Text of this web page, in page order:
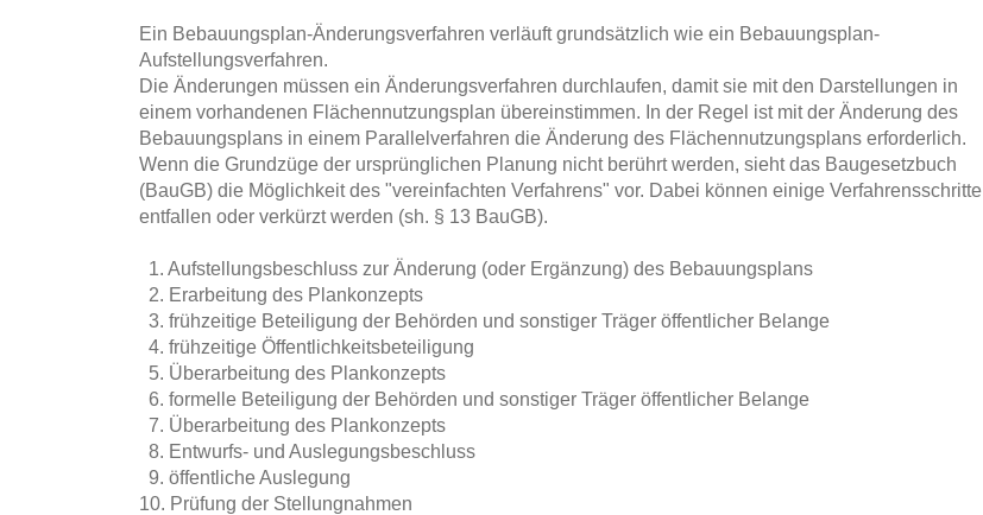
Ein Bebauungsplan-Änderungsverfahren verläuft grundsätzlich wie ein Bebauungsplan-
Aufstellungsverfahren.
Die Änderungen müssen ein Änderungsverfahren durchlaufen, damit sie mit den Darstellungen in
einem vorhandenen Flächennutzungsplan übereinstimmen. In der Regel ist mit der Änderung des
Bebauungsplans in einem Parallelverfahren die Änderung des Flächennutzungsplans erforderlich.
Wenn die Grundzüge der ursprünglichen Planung nicht berührt werden, sieht das Baugesetzbuch
(BauGB) die Möglichkeit des "vereinfachten Verfahrens" vor. Dabei können einige Verfahrensschritte
entfallen oder verkürzt werden (sh. § 13 BauGB).
1. Aufstellungsbeschluss zur Änderung (oder Ergänzung) des Bebauungsplans
2. Erarbeitung des Plankonzepts
3. frühzeitige Beteiligung der Behörden und sonstiger Träger öffentlicher Belange
4. frühzeitige Öffentlichkeitsbeteiligung
5. Überarbeitung des Plankonzepts
6. formelle Beteiligung der Behörden und sonstiger Träger öffentlicher Belange
7. Überarbeitung des Plankonzepts
8. Entwurfs- und Auslegungsbeschluss
9. öffentliche Auslegung
10. Prüfung der Stellungnahmen